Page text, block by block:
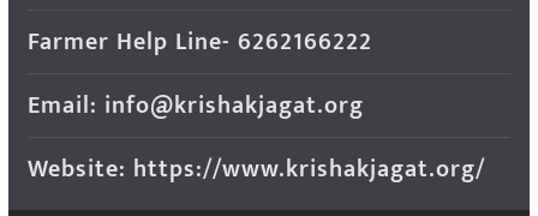
Farmer Help Line- 6262166222
Email: info@krishakjagat.org
Website: https://www.krishakjagat.org/